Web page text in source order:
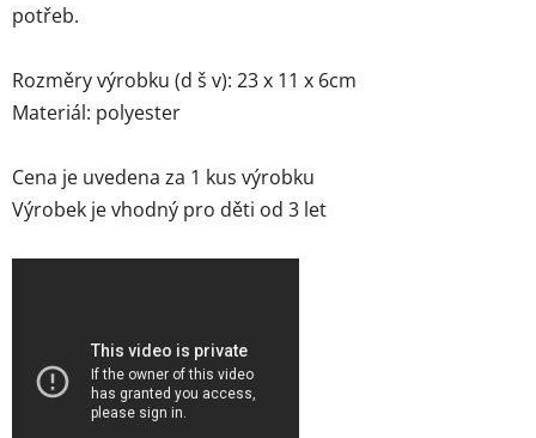
potřeb.
Rozměry výrobku (d š v): 23 x 11 x 6cm
Materiál: polyester
Cena je uvedena za 1 kus výrobku
Výrobek je vhodný pro děti od 3 let